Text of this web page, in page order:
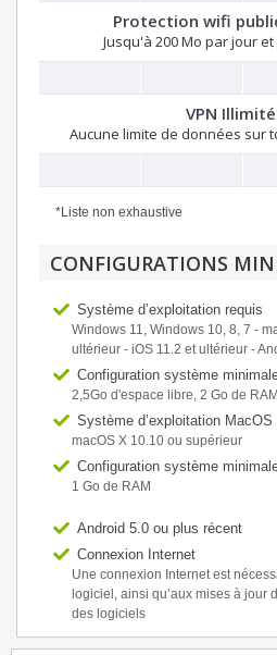
Protection wifi
Jusqu'à 200 Mo par jour
VPN Illimité
Aucune limite de données sur
*Liste non exhaustive
CONFIGURATIONS
Système d’exploitation requis
Windows 11, Windows 10, 8, 7 -
ultérieur - iOS 11.2 et ultérieur -
Configuration système
2,5Go d'espace libre, 2 Go de
Système d’exploitation MacOS
macOS X 10.10 ou supérieur
Configuration système
1 Go de RAM
Android 5.0 ou plus récent
Connexion Internet
Une connexion Internet est
logiciel, ainsi qu’aux mises à jour
des logiciels